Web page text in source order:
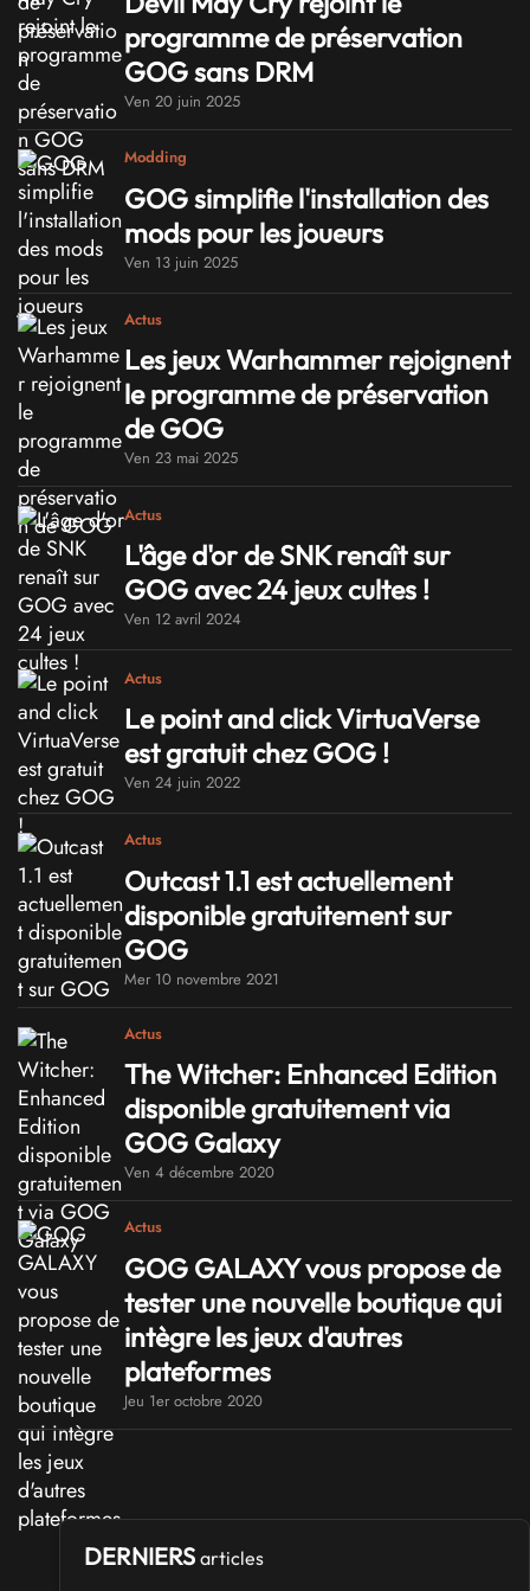
programme de préservation
GOG sans DRM
Ven 20 juin 2025
Modding
GOG simplifie l'installation des
mods pour les joueurs
Ven 13 juin 2025
Actus
Les jeux Warhammer rejoignent
le programme de préservation
de GOG
Ven 23 mai 2025
Actus
L'âge d'or de SNK renaît sur
GOG avec 24 jeux cultes !
Ven 12 avril 2024
Actus
Le point and click VirtuaVerse
est gratuit chez GOG !
Ven 24 juin 2022
Actus
Outcast 1.1 est actuellement
disponible gratuitement sur
GOG
Mer 10 novembre 2021
Actus
The Witcher: Enhanced Edition
disponible gratuitement via
GOG Galaxy
Ven 4 décembre 2020
Actus
GOG GALAXY vous propose de
tester une nouvelle boutique qui
intègre les jeux d'autres
plateformes
Jeu 1er octobre 2020
DERNIERS articles